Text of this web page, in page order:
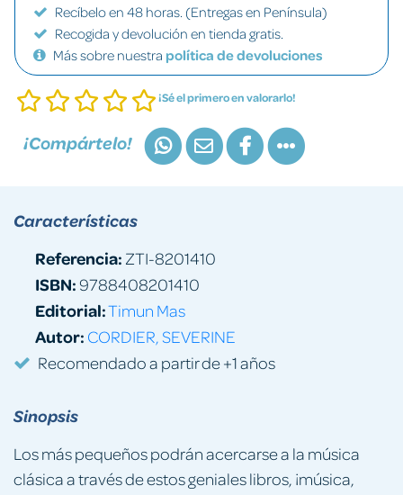
Recíbelo en 48 horas. (Entregas en Península)
Recogida y devolución en tienda gratis.
Más sobre nuestra política de devoluciones
¡Sé el primero en valorarlo!
¡Compártelo!
Sinopsis
Los más pequeños podrán acercarse a la música
clásica a través de estos geniales libros, ¡música,
Características
Referencia: ZTI-8201410
ISBN:9788408201410
Editorial:Timun Mas
Autor: CORDIER, SEVERINE
Recomendado a partir de +1 años